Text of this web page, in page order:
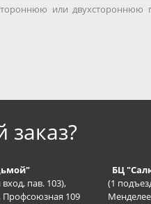
или двухстороннюю
пав. 103),
109
БЦ
(1